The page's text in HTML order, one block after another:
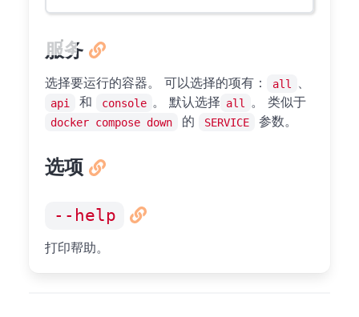
服务
选择要运行的容器。 可以选择的项有： all 、
api 和 console 。 默认选择 all 。 类似于
docker compose down 的 SERVICE 参数。
选项
--help
打印帮助。